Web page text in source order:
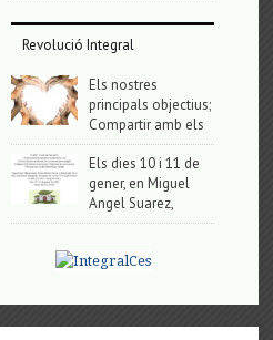
Revolució Integral
Els nostres
principals objectius;
Compartir amb els
Els dies 10 i 11 de
gener, en Miguel
Angel Suarez,